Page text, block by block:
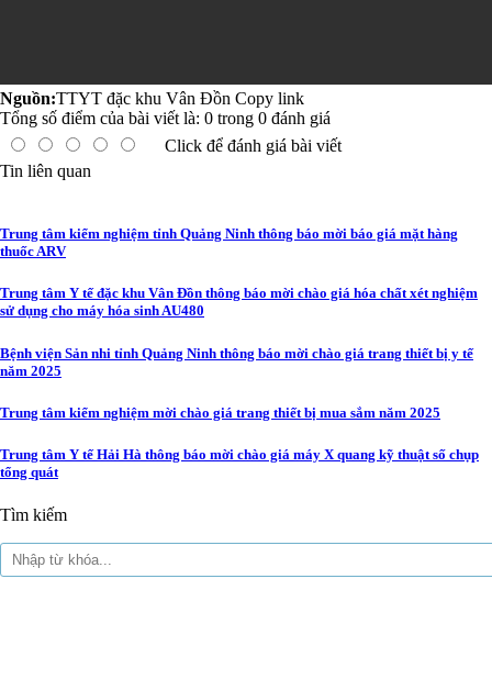
Nguồn:TTYT đặc khu Vân Đồn Copy link
Tổng số điểm của bài viết là: 0 trong 0 đánh giá
Click để đánh giá bài viết
Tin liên quan
Trung tâm kiểm nghiệm tỉnh Quảng Ninh thông báo mời báo giá mặt hàng
thuốc ARV
Trung tâm Y tế đặc khu Vân Đồn thông báo mời chào giá hóa chất xét nghiệm
sử dụng cho máy hóa sinh AU480
Bệnh viện Sản nhi tỉnh Quảng Ninh thông báo mời chào giá trang thiết bị y tế
năm 2025
Trung tâm kiểm nghiệm mời chào giá trang thiết bị mua sắm năm 2025
Trung tâm Y tế Hải Hà thông báo mời chào giá máy X quang kỹ thuật số chụp
tổng quát
Tìm kiếm